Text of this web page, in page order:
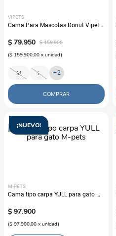
VIPETS
Cama Para Mascotas Donut Vipets
$ 79.950 $ 159.900
($ 159.900,00 x unidad)
M L +2
COMPRAR
¡NUEVO!
M-PETS
Cama tipo carpa YULL para gato M-
$ 97.900
($ 97.900,00 x unidad)